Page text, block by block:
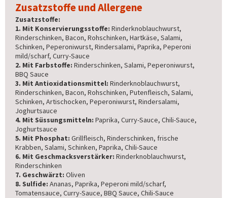
Zusatzstoffe und Allergene
Zusatzstoffe:
1. Mit Konservierungsstoffe: Rinderknoblauchwurst,
Rinderschinken, Bacon, Rohschinken, Hartkäse, Salami,
Schinken, Peperoniwurst, Rindersalami, Paprika, Peperoni
mild/scharf, Curry-Sauce
2. Mit Farbstoffe: Rinderschinken, Salami, Peperoniwurst,
BBQ Sauce
3. Mit Antioxidationsmittel: Rinderknoblauchwurst,
Rinderschinken, Bacon, Rohschinken, Putenfleisch, Salami,
Schinken, Artischocken, Peperoniwurst, Rindersalami,
Joghurtsauce
4. Mit Süssungsmitteln: Paprika, Curry-Sauce, Chili-Sauce,
Joghurtsauce
5. Mit Phosphat: Grillfleisch, Rinderschinken, frische
Krabben, Salami, Schinken, Paprika, Chili-Sauce
6. Mit Geschmacksverstärker: Rinderknoblauchwurst,
Rinderschinken
7. Geschwärzt: Oliven
8. Sulfide: Ananas, Paprika, Peperoni mild/scharf,
Tomatensauce, Curry-Sauce, BBQ Sauce, Chili-Sauce